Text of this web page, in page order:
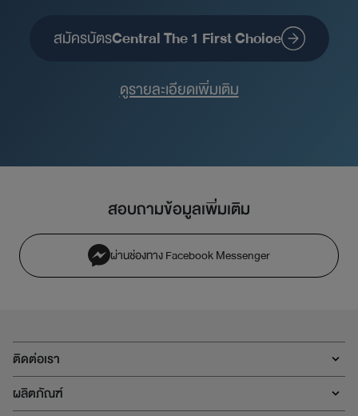
สมัครบัตรCentral The 1 First Choice
ดูรายละเอียดเพิ่มเติม
สอบถามข้อมูลเพิ่มเติม
ผ่านช่องทาง Facebook Messenger
ติดต่อเรา
ผลิตภัณฑ์